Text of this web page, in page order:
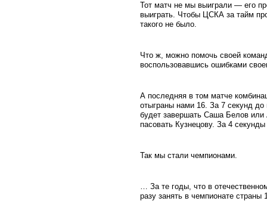
Тот матч не мы выиграли — его
выиграть. Чтобы ЦСКА за тайм
такого не было.
Что ж, можно помочь своей
воспользовавшись ошибками
А последняя в том матче
отыграны нами 16. За 7 секунд
будет завершать Саша Белов
пасовать Кузнецову. За 4
Так мы стали чемпионами.
… За те годы, что в
разу занять в чемпионате